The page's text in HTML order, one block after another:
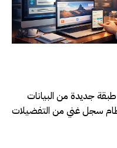
جديدة من البيانات
سجل غني من التفضيلات